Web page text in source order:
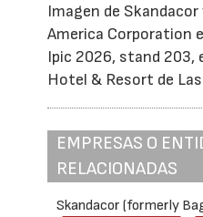
Imagen de
America Corporation
Ipic 2026, stand 203,
Hotel & Resort de
EMPRESAS O
RELACIONADAS
Skandacor (formerly